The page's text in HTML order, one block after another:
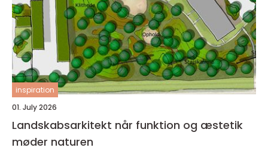
inspiration
01. July 2026
Landskabsarkitekt når funktion og æstetik
møder naturen